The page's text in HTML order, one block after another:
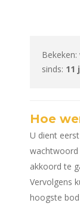
sinds: 11
Hoe
U dient
wachtwoord
akkoord te
Vervolgens
hoogste